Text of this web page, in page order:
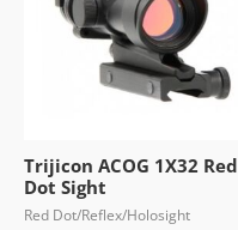
Trijicon ACOG 1X32 Red
Dot Sight
Red Dot/Reflex/Holosight